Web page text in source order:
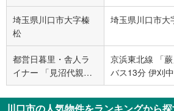
埼玉県川口市大字榛
松
埼玉県川口市大
都営日暮里・舎人ラ
イナー 「見沼代親水
公園」駅 徒歩15分
京浜東北線 「
バス13分 伊刈
バス停下車 徒